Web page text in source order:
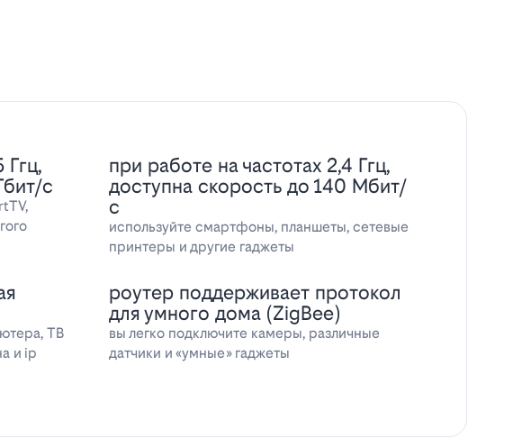
Ггц,
с
при работе на частотах 2,4 Ггц,
доступна скорость до 140 Мбит/
с
используйте смартфоны, планшеты, сетевые
принтеры и другие гаджеты
ТВ
и ip
роутер поддерживает протокол
для умного дома (ZigBee)
вы легко подключите камеры, различные
датчики и «умные» гаджеты